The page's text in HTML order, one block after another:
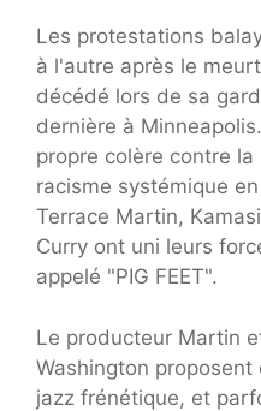
Les protestations
à l'autre après le
décédé lors de sa
dernière à
propre colère contre
racisme systémique
Terrace Martin,
Curry ont uni leurs
appelé "PIG FEET".
Le producteur Martin
Washington
jazz frénétique, et